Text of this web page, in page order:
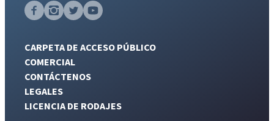
CARPETA DE ACCESO PÚBLICO
COMERCIAL
CONTÁCTENOS
LEGALES
LICENCIA DE RODAJES